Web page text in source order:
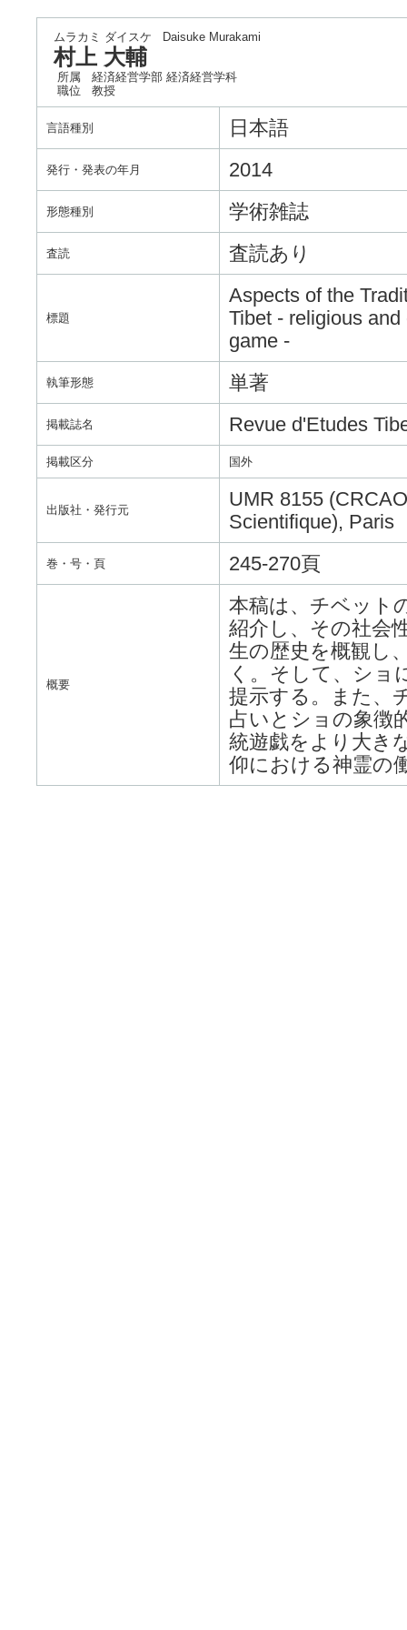
ムラカミ ダイスケ Daisuke Murakami
村上 大輔
所属
経済経営学部 経済経営学科
職位
教授
言語種別 日本語
発行・発表の年月 2014
形態種別 学術雑誌
査読 査読あり
標題
Aspects of the
Tibet - religious
game -
執筆形態 単著
掲載誌名 Revue d'Etudes
掲載区分 国外
出版社・発行元
UMR 8155
Scientifique), Paris
巻・号・頁 245-270頁
概要
本稿は、チベット
紹介し、その社会
生の歴史を概観し
く。そして、ショ
提示する。また、
占いとショの象徴
統遊戯をより大き
仰における神霊の